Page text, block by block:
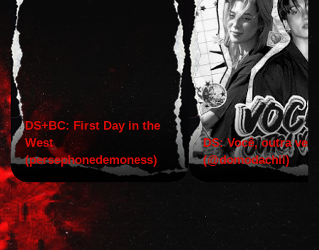
DS+BC: First Day in the
West
(persephonedemoness)
DS: Você, outra vez!
(@domodachii)